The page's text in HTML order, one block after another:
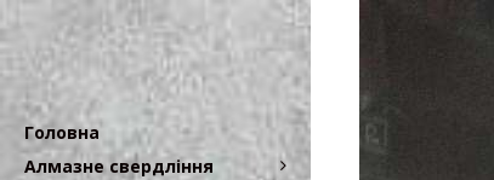
Головна
Алмазне свердління